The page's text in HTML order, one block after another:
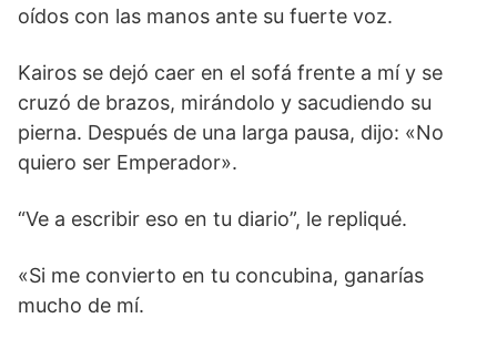
oídos con las manos ante su fuerte voz.
Kairos se dejó caer en el sofá frente a mí y se
cruzó de brazos, mirándolo y sacudiendo su
pierna. Después de una larga pausa, dijo: «No
quiero ser Emperador».
“Ve a escribir eso en tu diario”, le repliqué.
«Si me convierto en tu concubina, ganarías
mucho de mí.